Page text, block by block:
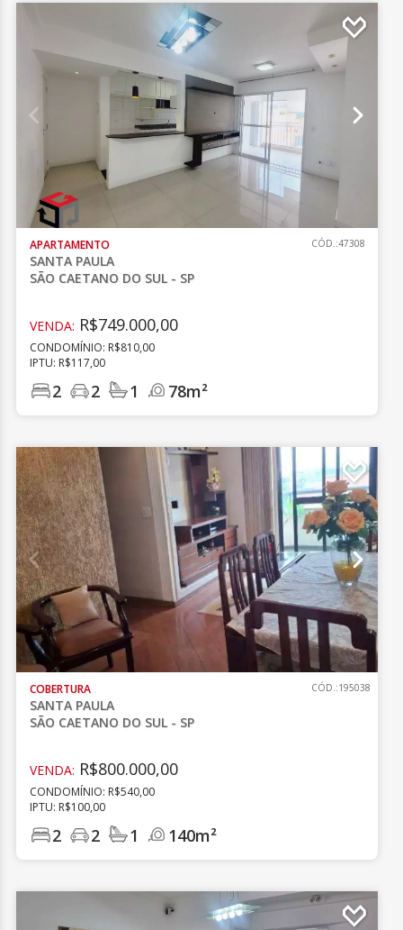
APARTAMENTO
SANTA PAULA
SÃO CAETANO DO SUL - SP
CÓD.:47308
VENDA: R$749.000,00
CONDOMÍNIO: R$810,00
IPTU: R$117,00
2 2 1 78m²
COBERTURA
SANTA PAULA
SÃO CAETANO DO SUL - SP
CÓD.:195038
VENDA: R$800.000,00
CONDOMÍNIO: R$540,00
IPTU: R$100,00
2 2 1 140m²